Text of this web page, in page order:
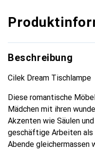
Beschreibung
Cilek Dream Tischlampe
Diese romantische
Mädchen mit ihren
Akzenten wie Säulen
geschäftige Arbeiten als
Abende gleichermassen